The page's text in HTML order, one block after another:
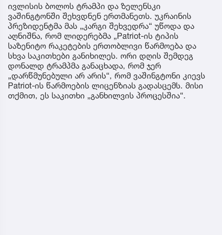
ივლისის ბოლოს ტრამპი და ზელენსკი
ვაშინგტონში შეხვდნენ ერთმანეთს. უკრაინის
პრეზიდენტმა მას „კარგი შეხვედრა“ უწოდა და
აღნიშნა, რომ ლიდერებმა „Patriot-ის ტიპის
საზენიტო რაკეტების ერთობლივი წარმოება და
სხვა საკითხები განიხილეს. ორი დღის შემდეგ
დონალდ ტრამპმა განაცხადა, რომ ჯერ
„დარწმუნებული არ არის“, რომ ვაშინგტონი კიევს
Patriot-ის წარმოების ლიცენზიას გადასცემს. მისი
თქმით, ეს საკითხი „განხილვის პროცესშია“.